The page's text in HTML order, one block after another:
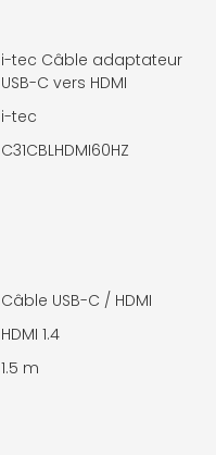
i-tec Câble adaptateur
USB-C vers HDMI
i-tec
C31CBLHDMI60HZ
Câble USB-C / HDMI
HDMI 1.4
1.5 m